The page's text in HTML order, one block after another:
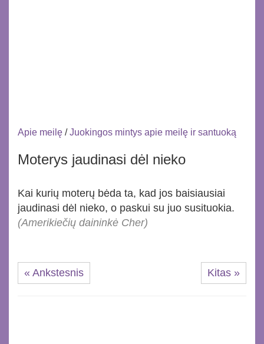
Apie meilę /Juokingos mintys apie meilę ir santuoką
Moterys jaudinasi dėl nieko
Kai kurių moterų bėda ta, kad jos baisiausiai
jaudinasi dėl nieko, o paskui su juo susituokia.
(Amerikiečių daininkė Cher)
« Ankstesnis Kitas »